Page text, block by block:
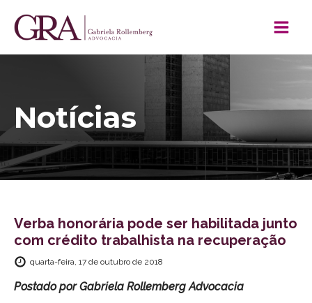
Notícias
Verba honorária pode ser habilitada junto
com crédito trabalhista na recuperação
quarta-feira, 17 de outubro de 2018
Postado porGabriela Rollemberg Advocacia